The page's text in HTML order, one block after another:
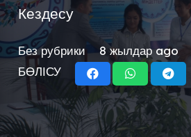
Кездесу
Без рубрики
8 жылдар ago
БӨЛІСУ